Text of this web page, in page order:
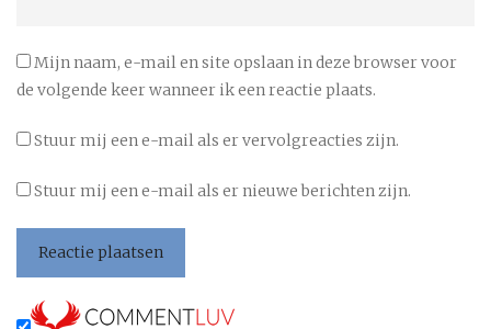
Mijn naam, e-mail en site opslaan in deze browser voor
de volgende keer wanneer ik een reactie plaats.
Stuur mij een e-mail als er vervolgreacties zijn.
Stuur mij een e-mail als er nieuwe berichten zijn.